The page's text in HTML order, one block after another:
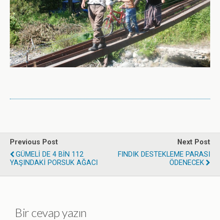
Previous Post
GÜMELİ DE 4 BİN 112
YAŞINDAKİ PORSUK AĞACI
Next Post
FINDIK DESTEKLEME PARASI
ÖDENECEK
Bir cevap yazın